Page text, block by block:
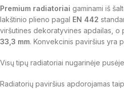
Premium radiatoriai gaminami iš
lakštinio plieno pagal EN 442
viršutines dekoratyvines apdailas, o
33,3 mm. Konvekcinis paviršius yra
Visų tipų radiatoriai nugarinėje
Radiatorių paviršius apdorojamas